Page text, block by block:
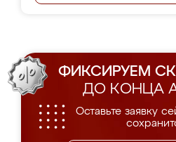
ФИКСИРУЕМ
ДО КОНЦА
Оставьте заявку